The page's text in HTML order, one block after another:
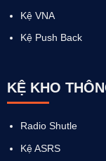
Kệ VNA
Kệ Push Back
KỆ KHO
Radio Shutle
Kệ ASRS